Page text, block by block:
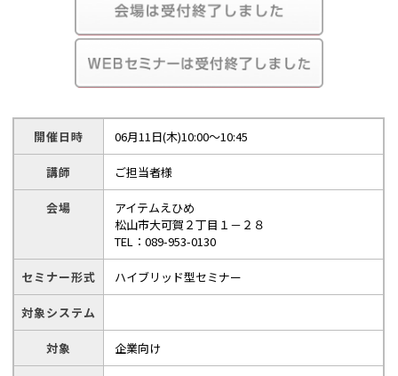
開催日時 06月11日(木)10:00～10:45
講師 ご担当者様
会場
アイテムえひめ
松山市大可賀２丁目１－２８
TEL：089-953-0130
セミナー形式 ハイブリッド型セミナー
対象システム
対象 企業向け